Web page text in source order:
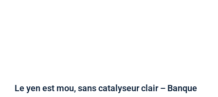
Le yen est mou, sans catalyseur clair – Banque